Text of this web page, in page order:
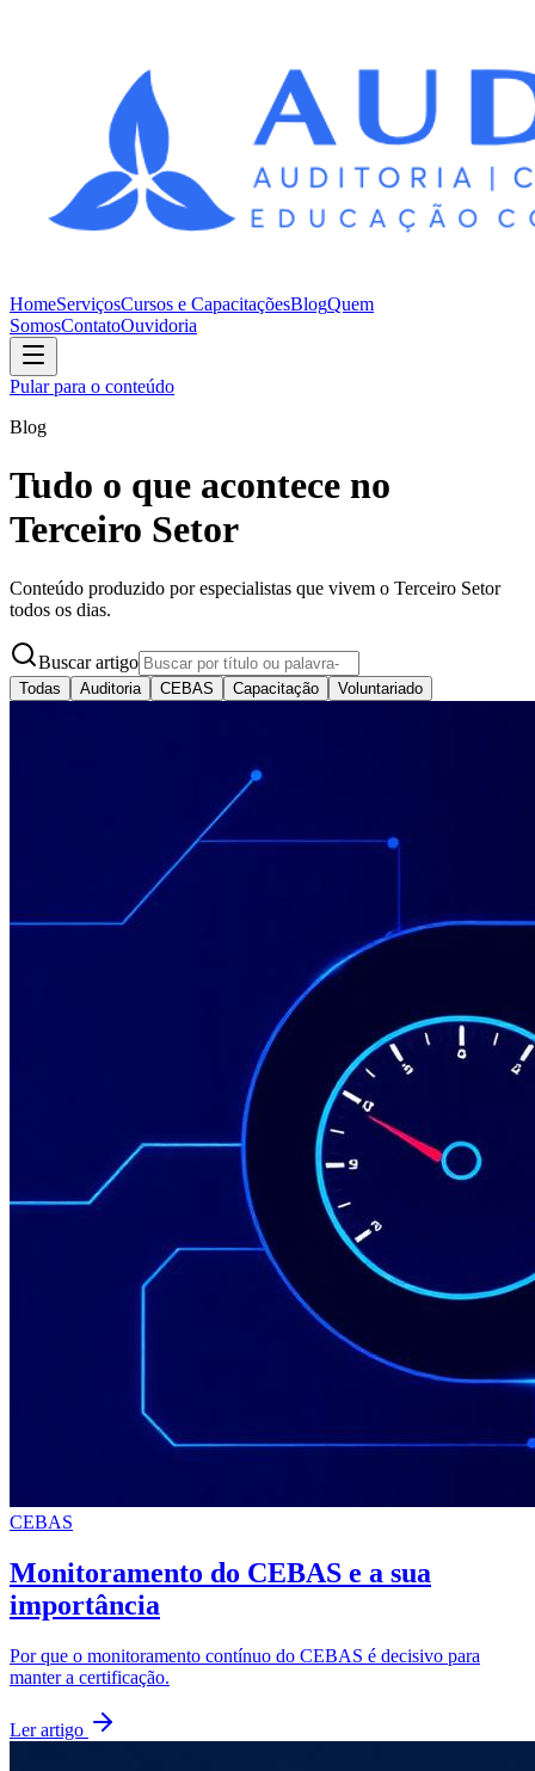
HomeServiçosCursos e CapacitaçõesBlogQuem
SomosContatoOuvidoria
Pular para o conteúdo
Blog
Tudo o que acontece no
Terceiro Setor
Conteúdo produzido por especialistas que vivem o Terceiro Setor
todos os dias.
Buscar artigo
Todas Auditoria CEBAS Capacitação Voluntariado
CEBAS
Monitoramento do CEBAS e a sua
importância
Por que o monitoramento contínuo do CEBAS é decisivo para
manter a certificação.
Ler artigo